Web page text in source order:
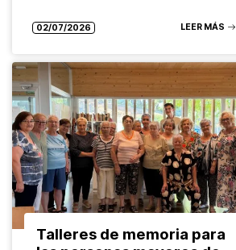
02/07/2026 LEER MÁS
Talleres de memoria para